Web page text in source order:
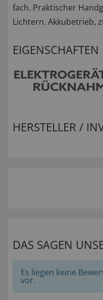
fach. Praktischer
Lichtern. Akkubetrieb,
EIGENSCHAFTEN
HERSTELLER /
DAS SAGEN
Es liegen keine
vor.